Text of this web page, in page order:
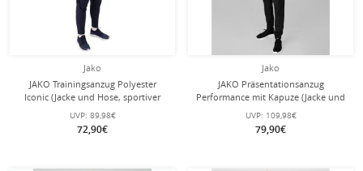
Jako
JAKO Trainingsanzug Polyester
Iconic (Jacke und Hose, sportiver
Schnitt) marineblau/hellblau/gelb
Herren
UVP: 89,98€
72,90€
Jako
JAKO Präsentationsanzug
Performance mit Kapuze (Jacke und
Hose) rot/schwarz Herren
UVP: 109,98€
79,90€